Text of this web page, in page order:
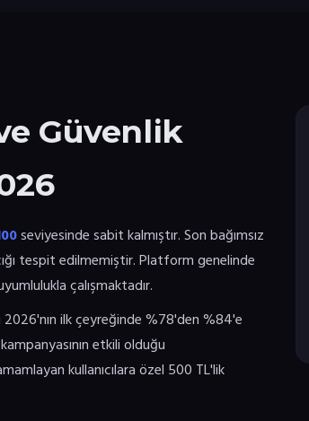
Güvenlik
seviyesinde sabit kalmıştır. Son bağımsız
tespit edilmemiştir. Platform genelinde
çalışmaktadır.
2026'nın ilk çeyreğinde %78'den %84'e
etkili olduğu
kullanıcılara özel 500 TL'lik